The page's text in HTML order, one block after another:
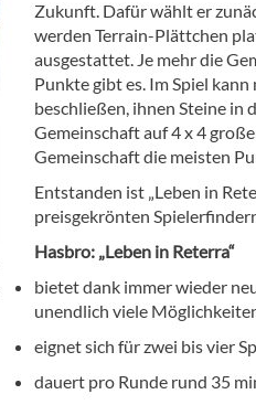
Zukunft. Dafür wählt er
werden Terrain-Plättchen
ausgestattet. Je mehr die
Punkte gibt es. Im Spiel
beschließen, ihnen Steine in
Gemeinschaft auf 4 x 4
Gemeinschaft die meisten
Entstanden ist „Leben in
preisgekrönten
Hasbro: „Leben in Reterra“
bietet dank immer wieder
unendlich viele
eignet sich für zwei bis vier
dauert pro Runde rund 35